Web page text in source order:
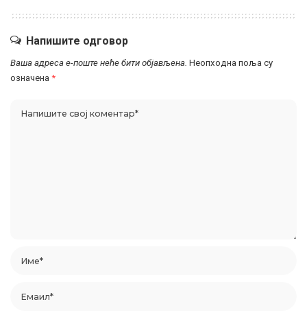
Напишите одговор
Ваша адреса е-поште неће бити објављена. Неопходна поља су
означена *